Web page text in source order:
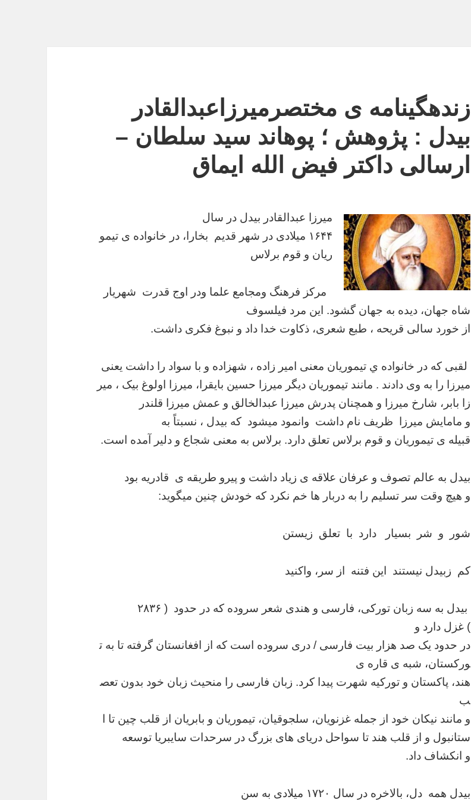
زندهگینامه ی مختصرمیرزاعبدالقادر
بیدل : پژوهش ؛ پوهاند سید سلطان –
ارسالی داکتر فیض الله ایماق
میرزا عبدالقادر بیدل در سال
۱۶۴۴ میلادی در شهر قدیم بخارا، در خانواده ی تیمو
ریان و قوم برلاس
مرکز فرهنگ ومجامع علما ودر اوج قدرت شهریار
شاه جهان، دیده به جهان گشود. این مرد فیلسوف
از خورد سالی قریحه ، طبع شعری، ذکاوت خدا داد و نبوغ فکری داشت.
لقبی که در خانواده ي تیموریان معنی امیر زاده ، شهزاده و با سواد را داشت یعنی
میرزا را به وی دادند . مانند تیموریان دیگر میرزا حسین بایقرا، میرزا اولوغ بیک ، میر
زا بابر، شارخ میرزا و همچنان پدرش میرزا عبدالخالق و عمش میرزا قلندر
و مامایش میرزا ظریف نام داشت وانمود میشود که بیدل ، نسبتاً به
قبیله ی تیموریان و قوم برلاس تعلق دارد. برلاس به معنی شجاع و دلیر آمده است.
بیدل به عالم تصوف و عرفان علاقه ی زیاد داشت و پیرو طریقه ی قادریه بود
و هیچ وقت سر تسلیم را به دربار ها خم نکرد که خودش چنین میگوید:
شور و شر بسیار دارد با تعلق زیستن
کم زبیدل نیستند این فتنه از سر، واکنید
بیدل به سه زبان تورکی، فارسی و هندی شعر سروده که در حدود ( ۲۸۳۶
) غزل دارد و
در حدود یک صد هزار بیت فارسی / دری سروده است که از افغانستان گرفته تا به ت
ورکستان، شبه ی قاره ی
هند، پاکستان و تورکیه شهرت پیدا کرد. زبان فارسی را منحیث زبان خود بدون تعص
ب
و مانند نیکان خود از جمله غزنویان، سلجوقیان، تیموریان و بابریان از قلب چین تا ا
ستانبول و از قلب هند تا سواحل دریای های بزرگ در سرحدات سایبریا توسعه
و انکشاف داد.
بیدل همه دل، بالاخره در سال ۱۷۲۰ میلادی به سن